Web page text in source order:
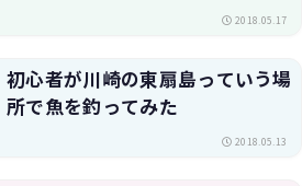
2018.05.17
初心者が川崎の東扇島っていう場
所で魚を釣ってみた
2018.05.13